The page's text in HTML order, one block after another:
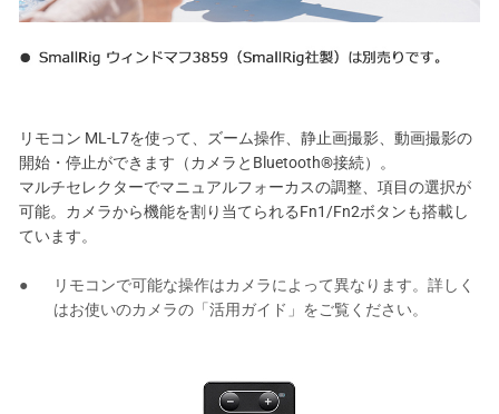
リモコン ML-L7を使って、ズーム操作、静止画撮影、動画撮影の
開始・停止ができます（カメラとBluetooth®接続）。
マルチセレクターでマニュアルフォーカスの調整、項目の選択が
可能。カメラから機能を割り当てられるFn1/Fn2ボタンも搭載し
ています。
リモコンで可能な操作はカメラによって異なります。詳しく
はお使いのカメラの「活用ガイド」をご覧ください。